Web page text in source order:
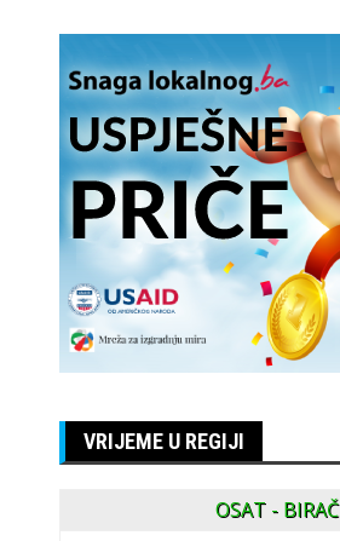
VRIJEME U REGIJI
OSAT - BIRAČ